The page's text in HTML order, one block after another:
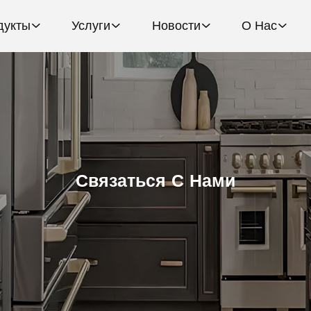
Услуги Новости О Нас
Связаться С Нами